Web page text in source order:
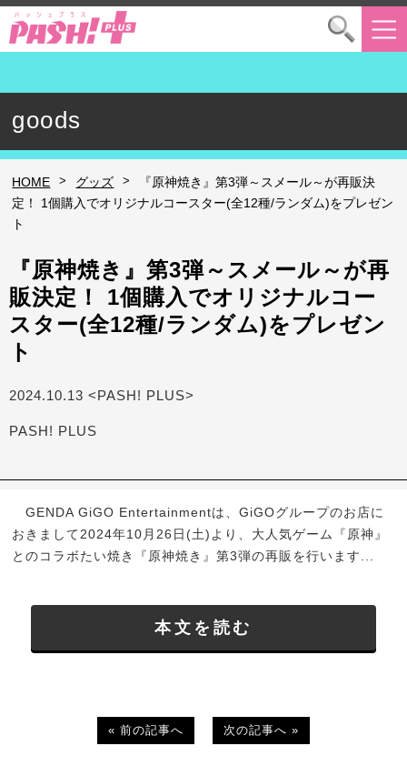
goods
HOME > グッズ >
『原神焼き』第3弾～スメール～が再販決
定！ 1個購入でオリジナルコースター(全12種/ランダム)をプレゼン
ト
『原神焼き』第3弾～スメール～が再
販決定！ 1個購入でオリジナルコー
スター(全12種/ランダム)をプレゼン
ト
2024.10.13 <PASH! PLUS>
PASH! PLUS
GENDA GiGO Entertainmentは、GiGOグループのお店に
おきまして2024年10月26日(土)より、大人気ゲーム『原神』
とのコラボたい焼き『原神焼き』第3弾の再販を行います...
本文を読む
« 前の記事へ 次の記事へ »